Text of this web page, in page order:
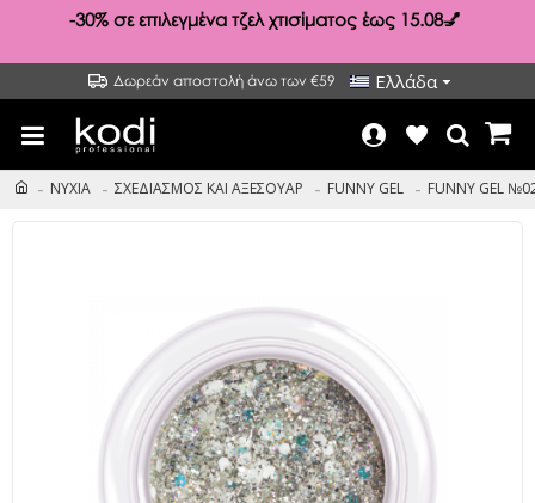
-30% σε επιλεγμένα τζελ χτισίματος έως 15.08💅
Δωρεάν αποστολή άνω των €59 Ελλάδα
ΝΥΧΙΑ ΣΧΕΔΙΑΣΜΟΣ ΚΑΙ ΑΞΕΣΟΥΑΡ FUNNY GEL FUNNY GEL